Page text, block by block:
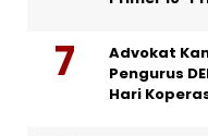
Advokat
Pengurus
Hari